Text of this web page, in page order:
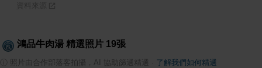
鴻品牛肉湯 精選照片 19張
照片由合作部落客拍攝，AI 協助篩選精選 了解我們如何精選